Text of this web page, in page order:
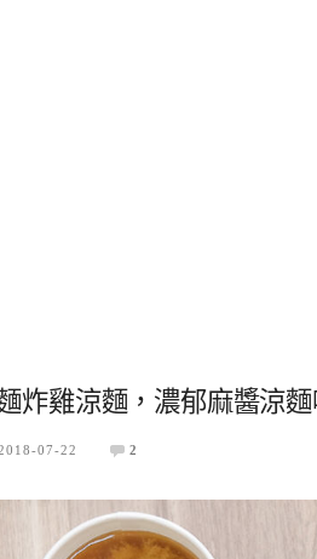
炸雞涼麵，濃郁麻醬涼
07-22 2